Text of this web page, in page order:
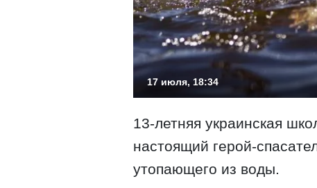
17 июля, 18:34
13-летняя украинская
настоящий герой-
утопающего из воды.